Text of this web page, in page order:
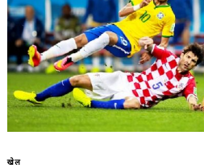
खेल